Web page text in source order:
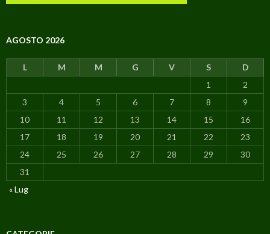
AGOSTO 2026
L M M G V S
D
1
2
3
4 5 6 7 8
9
10
11 12 13 14 15
16
17
18 19 20 21 22
23
24
25 26 27 28 29
30
31
« Lug